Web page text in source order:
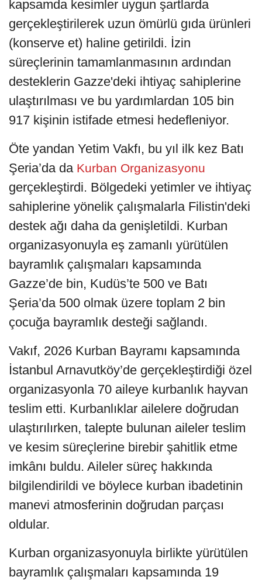
kapsamda kesimler uygun şartlarda
gerçekleştirilerek uzun ömürlü gıda ürünleri
(konserve et) haline getirildi. İzin
süreçlerinin tamamlanmasının ardından
desteklerin Gazze'deki ihtiyaç sahiplerine
ulaştırılması ve bu yardımlardan 105 bin
917 kişinin istifade etmesi hedefleniyor.
Öte yandan Yetim Vakfı, bu yıl ilk kez Batı
Şeria’da da Kurban Organizasyonu
gerçekleştirdi. Bölgedeki yetimler ve ihtiyaç
sahiplerine yönelik çalışmalarla Filistin'deki
destek ağı daha da genişletildi. Kurban
organizasyonuyla eş zamanlı yürütülen
bayramlık çalışmaları kapsamında
Gazze’de bin, Kudüs’te 500 ve Batı
Şeria’da 500 olmak üzere toplam 2 bin
çocuğa bayramlık desteği sağlandı.
Vakıf, 2026 Kurban Bayramı kapsamında
İstanbul Arnavutköy’de gerçekleştirdiği özel
organizasyonla 70 aileye kurbanlık hayvan
teslim etti. Kurbanlıklar ailelere doğrudan
ulaştırılırken, talepte bulunan aileler teslim
ve kesim süreçlerine birebir şahitlik etme
imkânı buldu. Aileler süreç hakkında
bilgilendirildi ve böylece kurban ibadetinin
manevi atmosferinin doğrudan parçası
oldular.
Kurban organizasyonuyla birlikte yürütülen
bayramlık çalışmaları kapsamında 19